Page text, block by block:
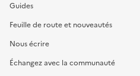
Guides
Feuille de route et nouveautés
Nous écrire
Échangez avec la communauté